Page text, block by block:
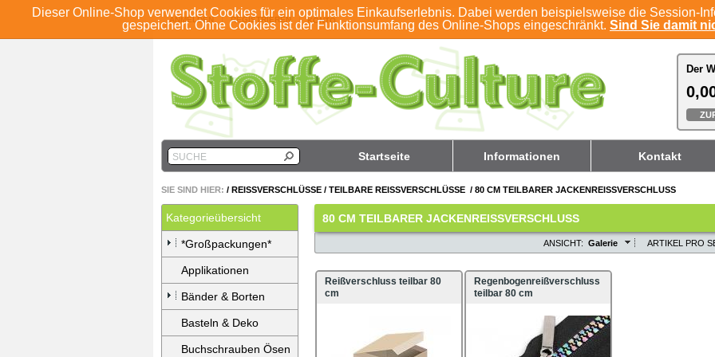
Dieser Online-Shop verwendet Cookies für ein optimales Einkaufserlebnis. Dabei werden beispielsweise die Session-
gespeichert. Ohne Cookies ist der Funktionsumfang des Online-Shops eingeschränkt. Sind Sie damit
ANMELDEN REGISTRIEREN KONTO
Startseite Informationen Kontakt
Der
Der
SUCHE
SIE SIND HIER: / REISSVERSCHLÜSSE / TEILBARE REISSVERSCHLÜSSE / 80 CM TEILBARER JACKENREISSVERSCHLUSS
Kategorieübersicht
*Großpackungen*
Applikationen
Bänder & Borten
Basteln & Deko
Buchschrauben Ösen
80 CM TEILBARER JACKENREISSVERSCHLUSS
ARTIKEL PRO
ANSICHT: Galerie
Reißverschluss teilbar 80
cm
Regenbogenreißverschluss
teilbar 80 cm